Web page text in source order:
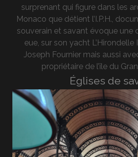
surprenant qui figure dans les
Monaco que détient l’I.P.H.,
souverain et savant évoque une
eue, sur son yacht L’Hirondelle
Joseph Fournier mais aussi
propriétaire de l’île du
Églises de